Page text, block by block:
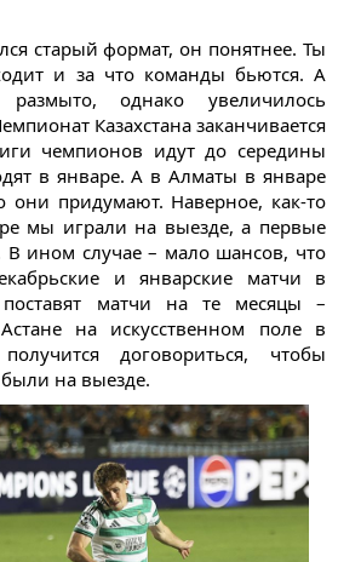
старый формат, он понятнее. Ты
и за что команды бьются. А
однако увеличилось
Казахстана заканчивается
чемпионов идут до середины
в январе. А в Алматы в январе
они придумают. Наверное, как-то
мы играли на выезде, а первые
В ином случае – мало шансов, что
и январские матчи в
матчи на те месяцы –
на искусственном поле в
договориться, чтобы
на выезде.